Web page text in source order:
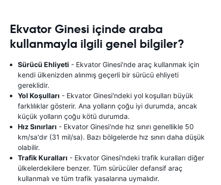
Ekvator Ginesi içinde araba
kullanmayla ilgili genel bilgiler?
Sürücü Ehliyeti - Ekvator Ginesi'nde araç kullanmak için
kendi ülkenizden alınmış geçerli bir sürücü ehliyeti
gereklidir.
Yol Koşulları - Ekvator Ginesi'ndeki yol koşulları büyük
farklılıklar gösterir. Ana yolların çoğu iyi durumda, ancak
küçük yolların çoğu kötü durumda.
Hız Sınırları - Ekvator Ginesi'nde hız sınırı genellikle 50
km/sa'dır (31 mil/sa). Bazı bölgelerde hız sınırı daha düşük
olabilir.
Trafik Kuralları - Ekvator Ginesi'ndeki trafik kuralları diğer
ülkelerdekilere benzer. Tüm sürücüler defansif araç
kullanmalı ve tüm trafik yasalarına uymalıdır.